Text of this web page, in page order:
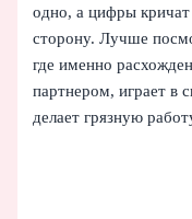
одно, а цифры
сторону. Лучше
где именно
партнером, играет в
делает грязную